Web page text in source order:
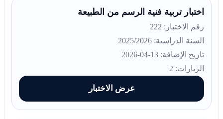
اختبار تربية فنية الرسم من الطبيعة
رقم الاختبار: 222
السنة الدراسية: 2025/2026
تاريخ الإضافة: 13-04-2026
الزيارات: 2
عرض الاختبار